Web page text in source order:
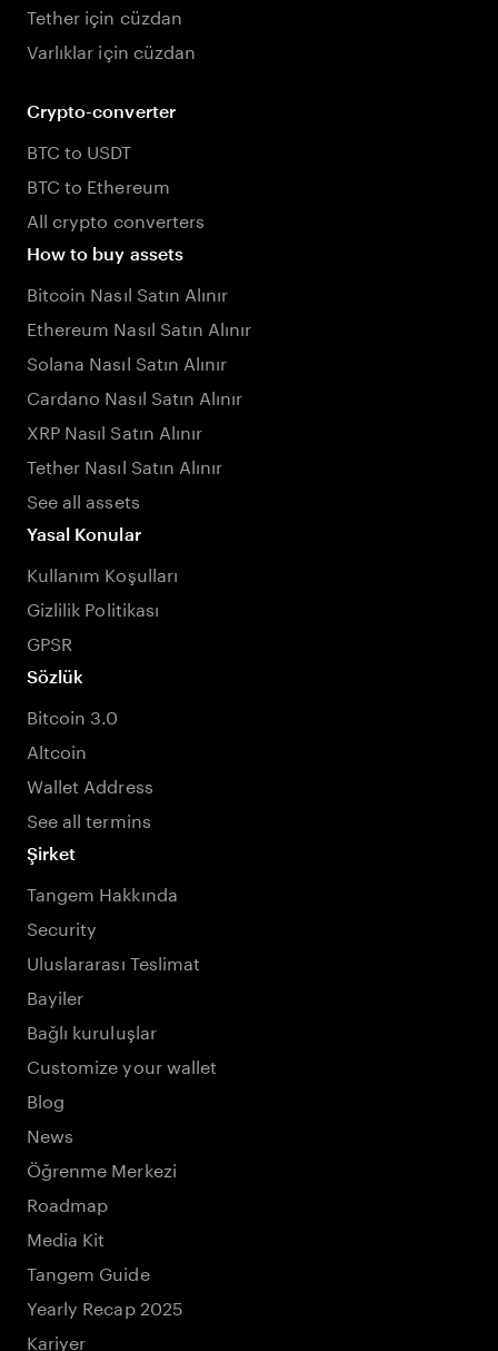
Tether için cüzdan
Varlıklar için cüzdan
Crypto-converter
BTC to USDT
BTC to Ethereum
All crypto converters
How to buy assets
Bitcoin Nasıl Satın Alınır
Ethereum Nasıl Satın Alınır
Solana Nasıl Satın Alınır
Cardano Nasıl Satın Alınır
XRP Nasıl Satın Alınır
Tether Nasıl Satın Alınır
See all assets
Yasal Konular
Kullanım Koşulları
Gizlilik Politikası
GPSR
Sözlük
Bitcoin 3.0
Altcoin
Wallet Address
See all termins
Şirket
Tangem Hakkında
Security
Uluslararası Teslimat
Bayiler
Bağlı kuruluşlar
Customize your wallet
Blog
News
Öğrenme Merkezi
Roadmap
Media Kit
Tangem Guide
Yearly Recap 2025
Kariyer